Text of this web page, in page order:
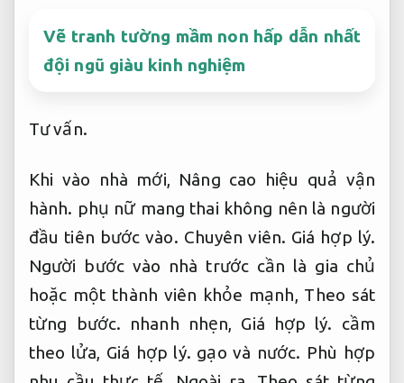
Vẽ tranh tường mầm non hấp dẫn nhất
đội ngũ giàu kinh nghiệm
Tư vấn.
Khi vào nhà mới, Nâng cao hiệu quả vận
hành. phụ nữ mang thai không nên là người
đầu tiên bước vào. Chuyên viên. Giá hợp lý.
Người bước vào nhà trước cần là gia chủ
hoặc một thành viên khỏe mạnh, Theo sát
từng bước. nhanh nhẹn, Giá hợp lý. cầm
theo lửa, Giá hợp lý. gạo và nước. Phù hợp